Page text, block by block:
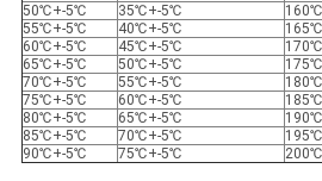
50℃+-5℃
35℃+-5℃
55℃+-5℃
40℃+-5℃
60℃+-5℃
45℃+-5℃
65℃+-5℃
50℃+-5℃
70℃+-5℃
55℃+-5℃
75℃+-5℃
60℃+-5℃
80℃+-5℃
65℃+-5℃
85℃+-5℃
70℃+-5℃
90℃+-5℃
75℃+-5℃